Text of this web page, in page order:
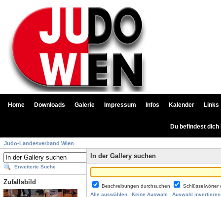
Home Downloads Galerie Impressum Infos Kalender Links
Du befindest
Judo-Landesverband Wien
Erweiterte Suche
Zufallsbild
In der Gallery suchen
Beschreibungen durchsuchen
Alle auswählen
Keine Auswahl Auswahl invertieren